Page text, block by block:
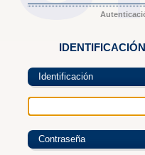
Identificación
Contraseña